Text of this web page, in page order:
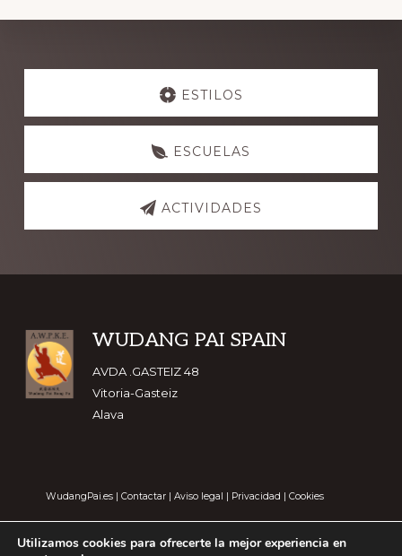
Explore
ESTILOS
ESCUELAS
ACTIVIDADES
Footer
WUDANG PAI SPAIN
AVDA .GASTEIZ 48
Vitoria-Gasteiz
Alava
WudangPai.es| Contactar| Aviso legal | Privacidad | Cookies
Utilizamos cookies para ofrecerte la mejor experiencia en